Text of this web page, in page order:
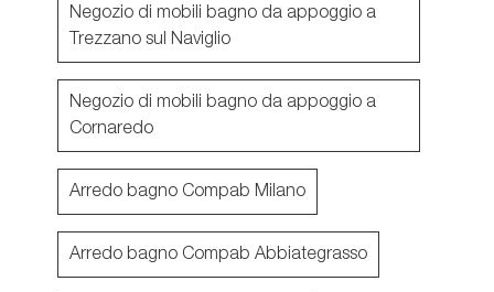
Negozio di mobili bagno da appoggio a
Trezzano sul Naviglio
Negozio di mobili bagno da appoggio a
Cornaredo
Arredo bagno Compab Milano
Arredo bagno Compab Abbiategrasso